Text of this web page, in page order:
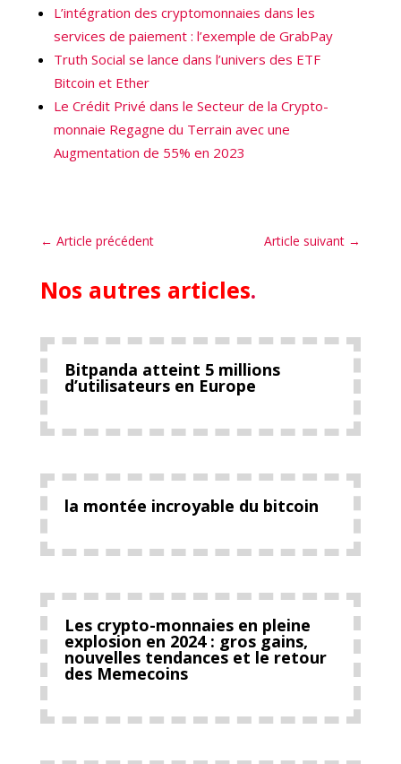
L’intégration des cryptomonnaies dans les
services de paiement : l’exemple de GrabPay
Truth Social se lance dans l’univers des ETF
Bitcoin et Ether
Le Crédit Privé dans le Secteur de la Crypto-
monnaie Regagne du Terrain avec une
Augmentation de 55% en 2023
← Article précédent Article suivant →
Nos autres articles.
Bitpanda atteint 5 millions
d’utilisateurs en Europe
la montée incroyable du bitcoin
Les crypto-monnaies en pleine
explosion en 2024 : gros gains,
nouvelles tendances et le retour
des Memecoins